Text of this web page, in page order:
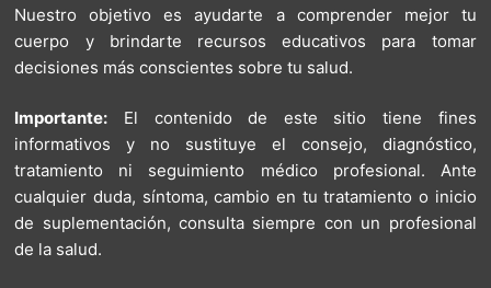
Nuestro objetivo es ayudarte a comprender mejor tu
cuerpo y brindarte recursos educativos para tomar
decisiones más conscientes sobre tu salud.
Importante: El contenido de este sitio tiene fines
informativos y no sustituye el consejo, diagnóstico,
tratamiento ni seguimiento médico profesional. Ante
cualquier duda, síntoma, cambio en tu tratamiento o inicio
de suplementación, consulta siempre con un profesional
de la salud.